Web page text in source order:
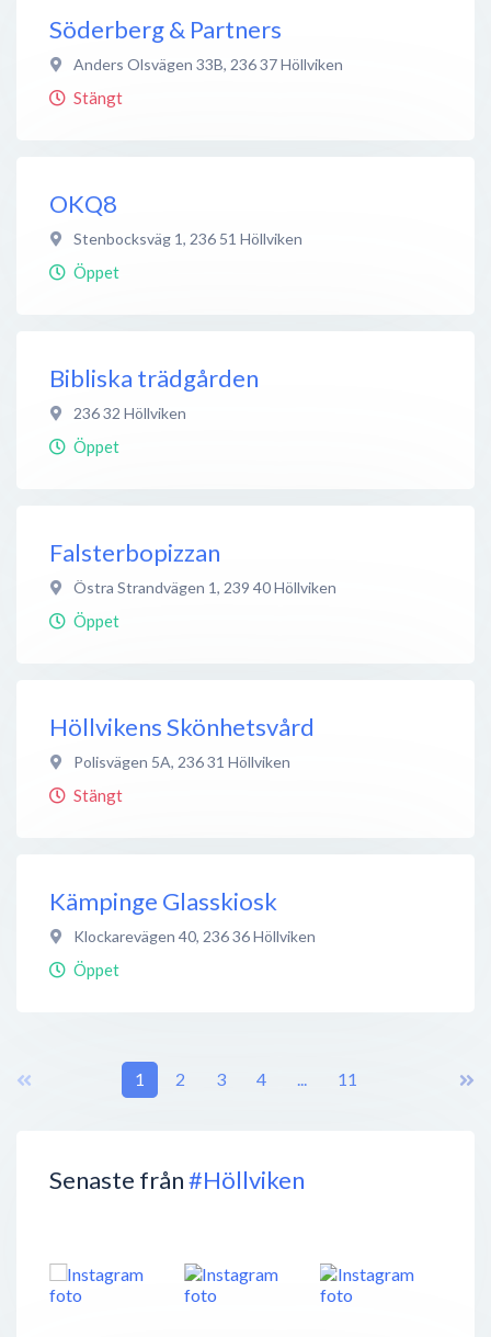
Senaste från#Höllviken
Söderberg & Partners
Anders Olsvägen 33B, 236 37Höllviken
Stängt
OKQ8
Stenbocksväg 1, 236 51 Höllviken
Öppet
Bibliska trädgården
236 32 Höllviken
Öppet
Falsterbopizzan
Östra Strandvägen 1, 239 40Höllviken
Öppet
Höllvikens Skönhetsvård
Polisvägen 5A, 236 31 Höllviken
Stängt
Kämpinge Glasskiosk
Klockarevägen 40, 236 36Höllviken
Öppet
1 2 3 4 ... 11